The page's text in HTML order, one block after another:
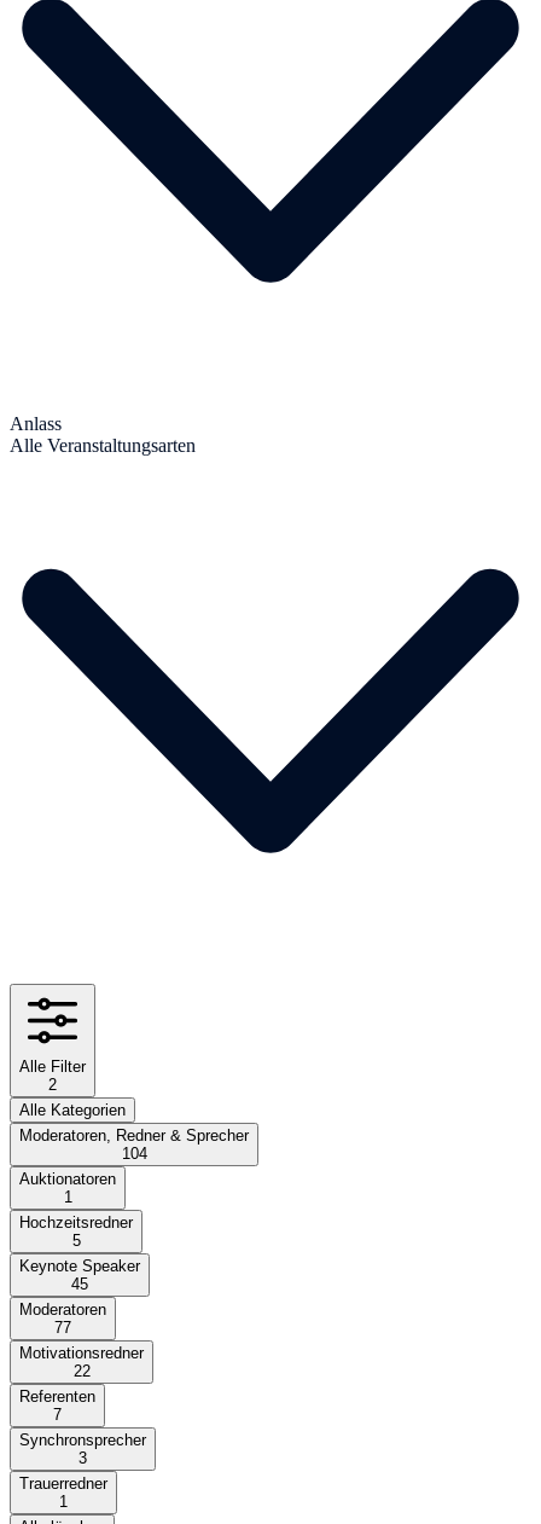
Anlass
Alle Veranstaltungsarten
Alle Filter
2
Alle Kategorien
Moderatoren, Redner & Sprecher
104
Auktionatoren
1
Hochzeitsredner
5
Keynote Speaker
45
Moderatoren
77
Motivationsredner
22
Referenten
7
Synchronsprecher
3
Trauerredner
1